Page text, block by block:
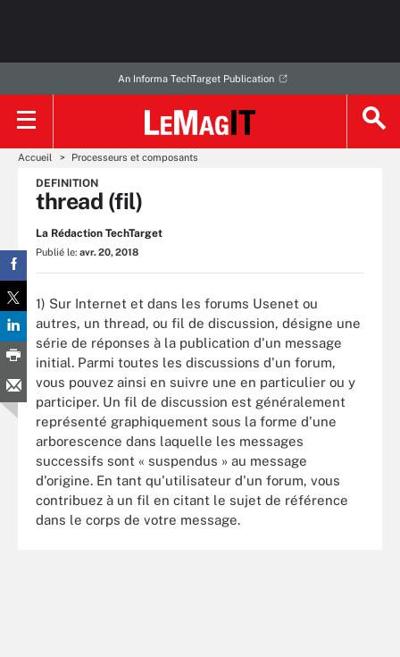
An Informa TechTarget Publication
Accueil Processeurs et composants
DEFINITION
thread (fil)
La Rédaction TechTarget
Publié le: avr. 20, 2018
1) Sur Internet et dans les forums Usenet ou
autres, un thread, ou fil de discussion, désigne une
série de réponses à la publication d'un message
initial. Parmi toutes les discussions d'un forum,
vous pouvez ainsi en suivre une en particulier ou y
participer. Un fil de discussion est généralement
représenté graphiquement sous la forme d'une
arborescence dans laquelle les messages
successifs sont « suspendus » au message
d'origine. En tant qu'utilisateur d'un forum, vous
contribuez à un fil en citant le sujet de référence
dans le corps de votre message.